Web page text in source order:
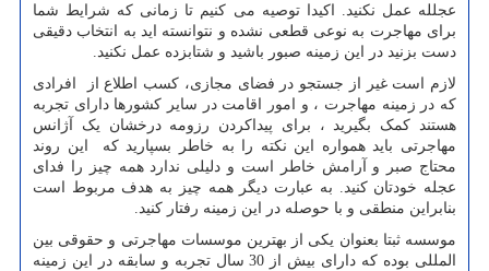
عجلله عمل نکنید. اکیدا توصیه می کنیم تا زمانی که شرایط شما
برای مهاجرت به نوعی قطعی نشده و نتوانسته اید به انتخاب دقیقی
دست بزنید در این زمینه صبور باشید و شتابزده عمل نکنید.
لازم است غیر از جستجو در فضای مجازی، کسب اطلاع از افرادی
که در زمینه مهاجرت ، و امور اقامت در سایر کشورها دارای تجربه
هستند کمک بگیرید ، برای پیداکردن رزومه درخشان یک آژانس
مهاجرتی باید همواره این نکته را به خاطر بسپارید که این روند
محتاج صبر و آرامش خاطر است و دلیلی ندارد همه چیز را فدای
عجله خودتان کنید. به عبارت دیگر همه چیز به هدف مربوط است
بنابراین منطقی و با حوصله در این زمینه رفتار کنید.
موسسه ثبتا بعنوان یکی از بهترین موسسات مهاجرتی و حقوقی بین
المللی بوده که دارای بیش از 30 سال تجربه و سابقه در این زمینه